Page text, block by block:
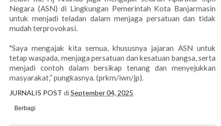
Negara (ASN) di Lingkungan Pemerintah Kota Banjarmasin
untuk menjadi teladan dalam menjaga persatuan dan tidak
mudah terprovokasi.
"Saya mengajak kita semua, khususnya jajaran ASN untuk
tetap waspada, menjaga persatuan dan kesatuan bangsa, serta
menjadi contoh dalam bersikap tenang dan menyejukkan
masyarakat,” pungkasnya. (prkm/iwn/jp).
JURNALIS POST diSeptember 04, 2025
Berbagi